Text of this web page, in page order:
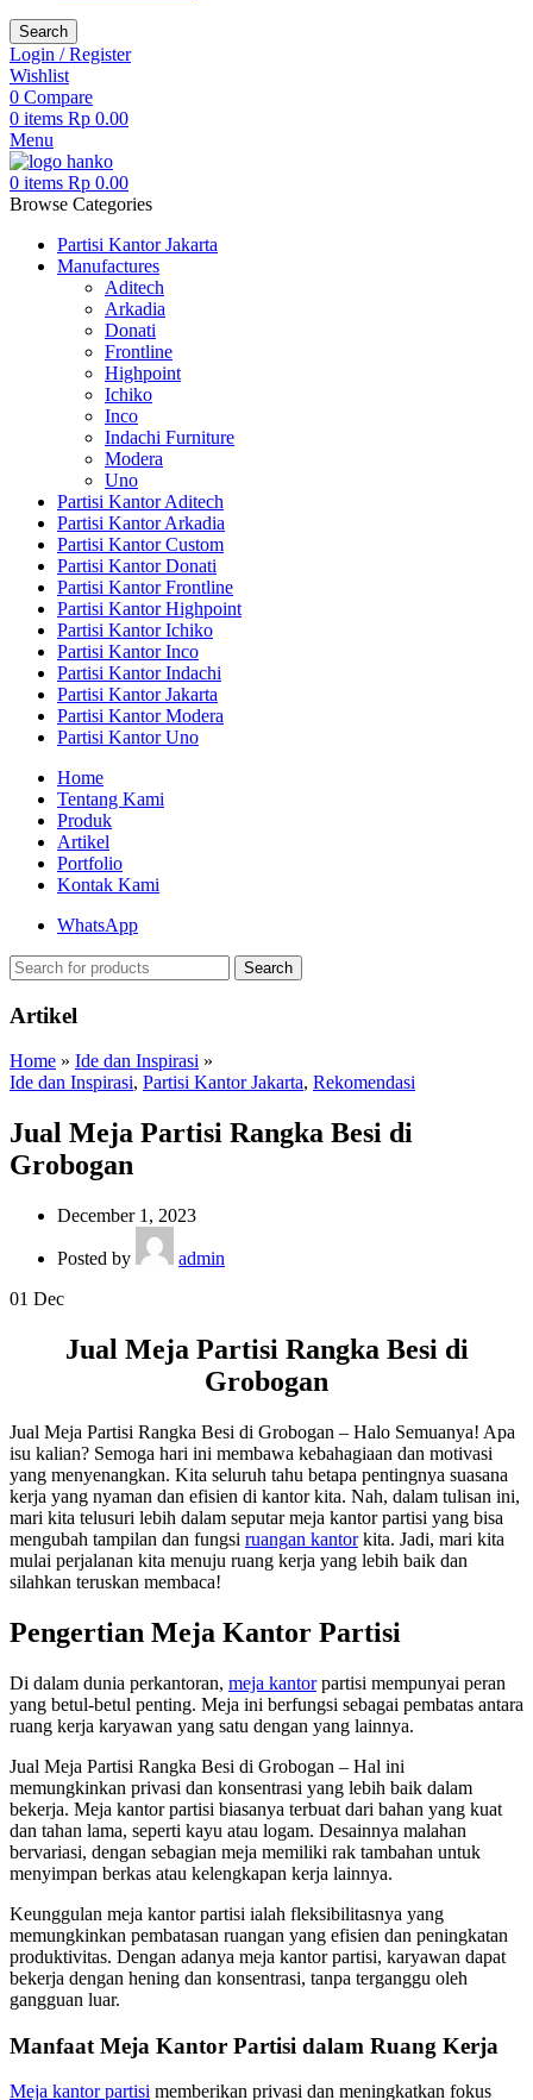
Search
Login / Register
Wishlist
0 Compare
0 items Rp 0.00
Menu
0 items Rp 0.00
Browse Categories
Partisi Kantor Jakarta
Manufactures
Aditech
Arkadia
Donati
Frontline
Highpoint
Ichiko
Inco
Indachi Furniture
Modera
Uno
Partisi Kantor Aditech
Partisi Kantor Arkadia
Partisi Kantor Custom
Partisi Kantor Donati
Partisi Kantor Frontline
Partisi Kantor Highpoint
Partisi Kantor Ichiko
Partisi Kantor Inco
Partisi Kantor Indachi
Partisi Kantor Jakarta
Partisi Kantor Modera
Partisi Kantor Uno
Home
Tentang Kami
Produk
Artikel
Portfolio
Kontak Kami
WhatsApp
Search
Artikel
Home » Ide dan Inspirasi »
Ide dan Inspirasi, Partisi Kantor Jakarta, Rekomendasi
Jual Meja Partisi Rangka Besi di
Grobogan
December 1, 2023
Posted by
admin
01 Dec
Jual Meja Partisi Rangka Besi di
Grobogan
Jual Meja Partisi Rangka Besi di Grobogan – Halo Semuanya! Apa
isu kalian? Semoga hari ini membawa kebahagiaan dan motivasi
yang menyenangkan. Kita seluruh tahu betapa pentingnya suasana
kerja yang nyaman dan efisien di kantor kita. Nah, dalam tulisan ini,
mari kita telusuri lebih dalam seputar meja kantor partisi yang bisa
mengubah tampilan dan fungsi ruangan kantorkita. Jadi, mari kita
mulai perjalanan kita menuju ruang kerja yang lebih baik dan
silahkan teruskan membaca!
Pengertian Meja Kantor Partisi
Di dalam dunia perkantoran, meja kantorpartisi mempunyai peran
yang betul-betul penting. Meja ini berfungsi sebagai pembatas antara
ruang kerja karyawan yang satu dengan yang lainnya.
Jual Meja Partisi Rangka Besi di Grobogan – Hal ini
memungkinkan privasi dan konsentrasi yang lebih baik dalam
bekerja. Meja kantor partisi biasanya terbuat dari bahan yang kuat
dan tahan lama, seperti kayu atau logam. Desainnya malahan
bervariasi, dengan sebagian meja memiliki rak tambahan untuk
menyimpan berkas atau kelengkapan kerja lainnya.
Keunggulan meja kantor partisi ialah fleksibilitasnya yang
memungkinkan pembatasan ruangan yang efisien dan peningkatan
produktivitas. Dengan adanya meja kantor partisi, karyawan dapat
bekerja dengan hening dan konsentrasi, tanpa terganggu oleh
gangguan luar.
Manfaat Meja Kantor Partisi dalam Ruang Kerja
Meja kantor partisi memberikan privasi dan meningkatkan fokus